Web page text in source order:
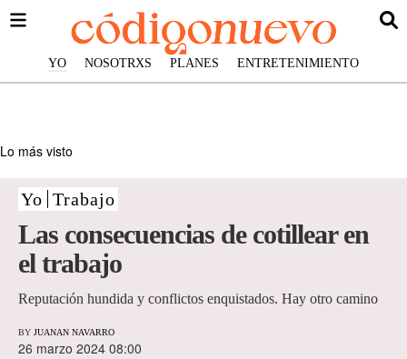
YO NOSOTRXS PLANES ENTRETENIMIENTO
Lo más visto
Yo Trabajo
Las consecuencias de cotillear en
el trabajo
Reputación hundida y conflictos enquistados. Hay otro camino
BY JUANAN NAVARRO
26 marzo 2024 08:00